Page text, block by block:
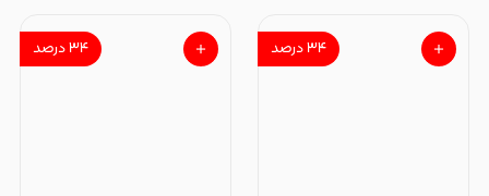
۳۴درصد ۳۴درصد